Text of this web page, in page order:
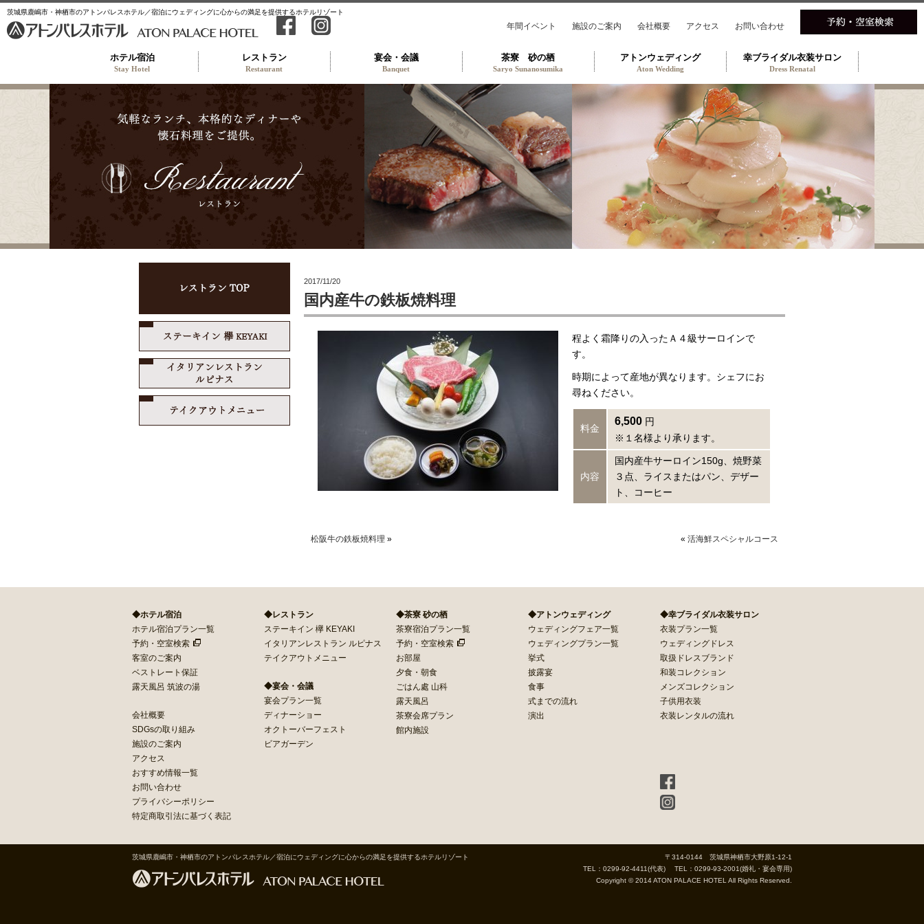
茨城県鹿嶋市・神栖市のアトンパレスホテル／宿泊にウェディングに心からの満足を提供するホテルリゾート
年間イベント 施設のご案内 会社概要 アクセス お問い合わせ
ホテル宿泊
Stay Hotel
レストラン
Restaurant
宴会・会議
Banquet
茶寮 砂の栖
Saryo Sunanosumika
アトンウェディング
Aton Wedding
幸ブライダル衣装サロン
Dress Renatal
国内産牛の鉄板焼料理
2017/11/20
程よく霜降りの入ったＡ４級サーロインで
す。
時期によって産地が異なります。シェフにお
尋ねください。
料金
6,500 円
※１名様より承ります。
内容
国内産牛サーロイン150g、焼野菜
３点、ライスまたはパン、デザー
ト、コーヒー
松阪牛の鉄板焼料理 » « 活海鮮スペシャルコース
ステーキイン 欅（けやき）
イタリアンレストラン ルピナス
テイクアウトメニュー
◆ホテル宿泊
ホテル宿泊プラン一覧
予約・空室検索
客室のご案内
ベストレート保証
露天風呂 筑波の湯
会社概要
SDGsの取り組み
施設のご案内
アクセス
おすすめ情報一覧
お問い合わせ
プライバシーポリシー
特定商取引法に基づく表記
◆レストラン
ステーキイン 欅 KEYAKI
イタリアンレストラン ルピナス
テイクアウトメニュー
◆宴会・会議
宴会プラン一覧
ディナーショー
オクトーバーフェスト
ビアガーデン
◆茶寮 砂の栖
茶寮宿泊プラン一覧
予約・空室検索
お部屋
夕食・朝食
ごはん處 山科
露天風呂
茶寮会席プラン
館内施設
◆アトンウェディング
ウェディングフェア一覧
ウェディングプラン一覧
挙式
披露宴
食事
式までの流れ
演出
◆幸ブライダル衣装サロン
衣装プラン一覧
ウェディングドレス
取扱ドレスブランド
和装コレクション
メンズコレクション
子供用衣装
衣装レンタルの流れ
茨城県鹿嶋市・神栖市のアトンパレスホテル／宿泊にウェディングに心からの満足を提供するホテルリゾート
〒314-0144 茨城県神栖市大野原1-12-1
TEL：0299-92-4411(代表) TEL：0299-93-2001(婚礼・宴会専用)
Copyright © 2014 ATON PALACE HOTEL All Rights Reserved.